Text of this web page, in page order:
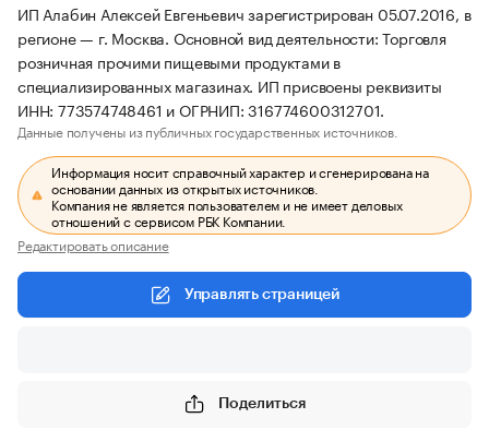
ИП Алабин Алексей Евгеньевич зарегистрирован 05.07.2016, в
регионе — г. Москва. Основной вид деятельности: Торговля
розничная прочими пищевыми продуктами в
специализированных магазинах. ИП присвоены реквизиты
ИНН: 773574748461 и ОГРНИП: 316774600312701.
Данные получены из публичных государственных источников.
Информация носит справочный характер и сгенерирована на
основании данных из открытых источников.
Компания не является пользователем и не имеет деловых
отношений с сервисом РБК Компании.
Редактировать описание
Управлять страницей
Поделиться